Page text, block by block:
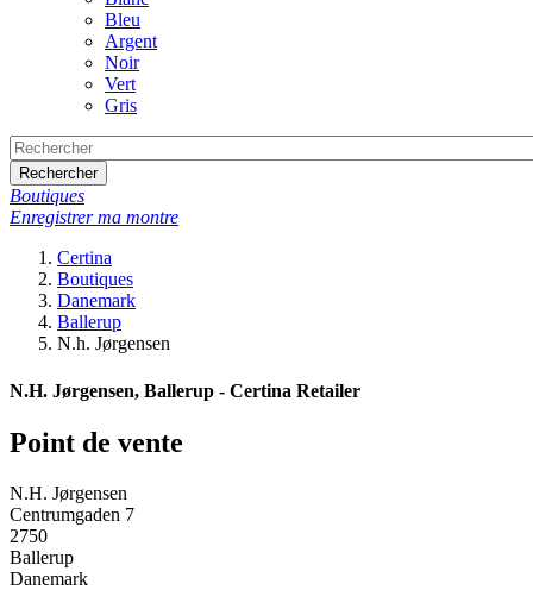
Bleu
Argent
Noir
Vert
Gris
Rechercher
Boutiques
Enregistrer ma montre
Certina
Boutiques
Danemark
Ballerup
N.h. Jørgensen
N.H. Jørgensen, Ballerup - Certina Retailer
Point de vente
N.H. Jørgensen
Centrumgaden 7
2750
Ballerup
Danemark